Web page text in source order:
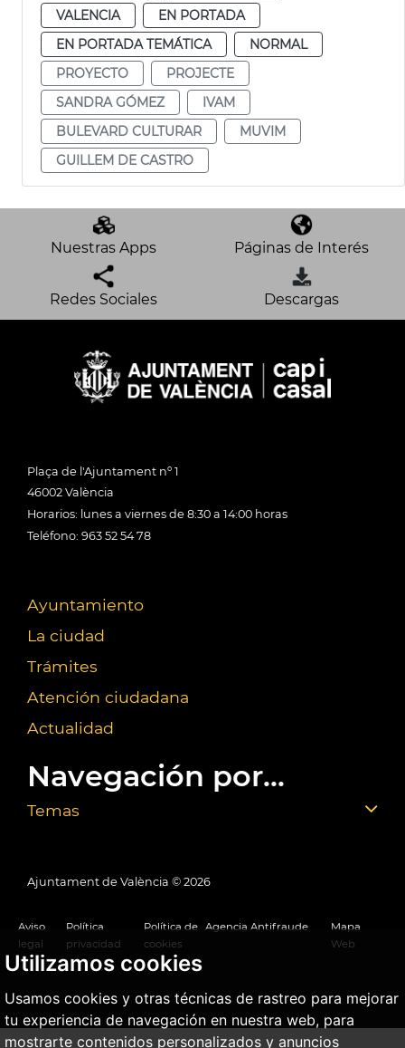
Utilizamos cookies
Usamos cookies y otras técnicas de rastreo para mejorar
tu experiencia de navegación en nuestra web, para
mostrarte contenidos personalizados y anuncios
VALENCIA
EN PORTADA
EN PORTADA TEMÁTICA
NORMAL
PROYECTO
PROJECTE
SANDRA GÓMEZ
IVAM
BULEVARD CULTURAR
MUVIM
GUILLEM DE CASTRO
Nuestras Apps Páginas de Interés
Redes Sociales Descargas
Plaça de l'Ajuntament nº 1
46002 València
Horarios: lunes a viernes de 8:30 a 14:00 horas
Teléfono: 963 52 54 78
Ayuntamiento
La ciudad
Trámites
Atención ciudadana
Actualidad
Navegación por...
Temas
Ajuntament de València © 2026
Aviso
legal
Política
privacidad
Política de
cookies
Agencia Antifraude
Mapa
Web